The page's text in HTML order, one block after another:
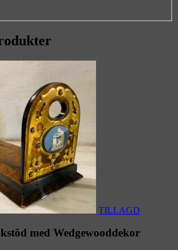
TILLAGD
med Wedgewooddekor